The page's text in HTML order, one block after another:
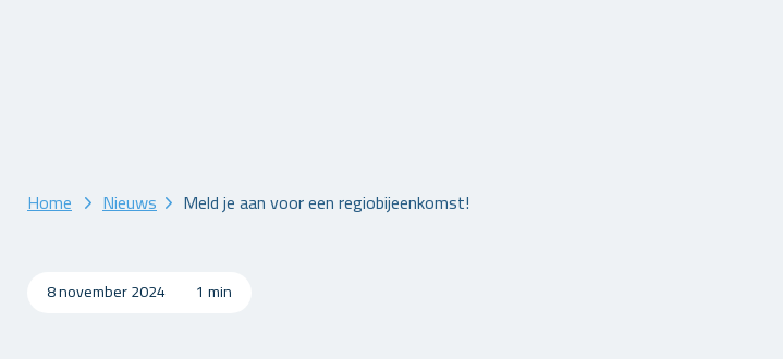
Home Nieuws Meld je aan voor een regiobijeenkomst!
8 november 2024 1 min